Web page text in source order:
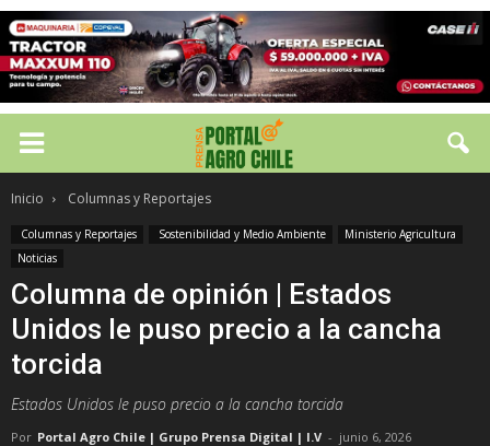
Inicio Columnas y Reportajes
Columnas y Reportajes Sostenibilidad y Medio Ambiente
Ministerio Agricultura
Noticias
Columna de opinión | Estados
Unidos le puso precio a la cancha
torcida
Estados Unidos le puso precio a la cancha torcida
Por Portal Agro Chile | Grupo Prensa Digital | I.V - junio 6, 2026